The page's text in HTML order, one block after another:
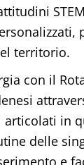
territorio.
con il
in
delle
e